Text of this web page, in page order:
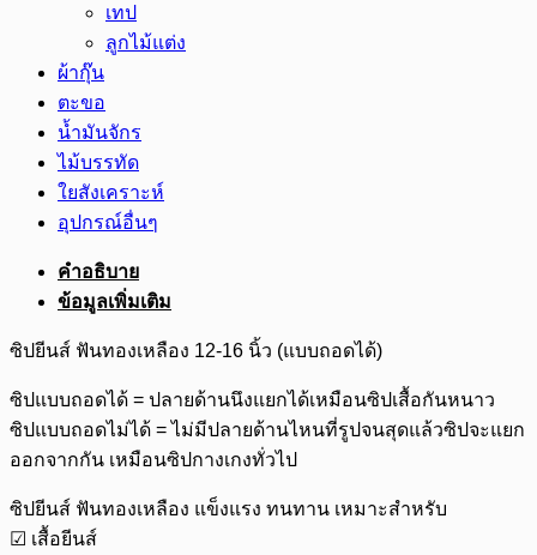
เทป
ลูกไม้แต่ง
ผ้ากุ๊น
ตะขอ
น้ำมันจักร
ไม้บรรทัด
ใยสังเคราะห์
อุปกรณ์อื่นๆ
คำอธิบาย
ข้อมูลเพิ่มเติม
ซิปยีนส์ ฟันทองเหลือง 12-16 นิ้ว (แบบถอดได้)
ซิปแบบถอดได้ = ปลายด้านนึงแยกได้เหมือนซิปเสื้อกันหนาว
ซิปแบบถอดไม่ได้ = ไม่มีปลายด้านไหนที่รูปจนสุดแล้วซิปจะแยก
ออกจากกัน เหมือนซิปกางเกงทั่วไป
ซิปยีนส์ ฟันทองเหลือง แข็งแรง ทนทาน เหมาะสำหรับ
☑ เสื้อยีนส์